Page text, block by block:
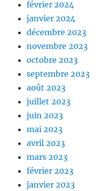
février 2024
janvier 2024
décembre 2023
novembre 2023
octobre 2023
septembre 2023
août 2023
juillet 2023
juin 2023
mai 2023
avril 2023
mars 2023
février 2023
janvier 2023